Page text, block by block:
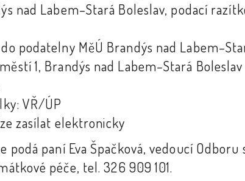
nad Labem–Stará Boleslav, podací
podatelny MěÚ Brandýs nad
1, Brandýs nad Labem–Stará
VŘ/ÚP
zasílat elektronicky
podá paní Eva Špačková, vedoucí
péče, tel. 326 909 101.